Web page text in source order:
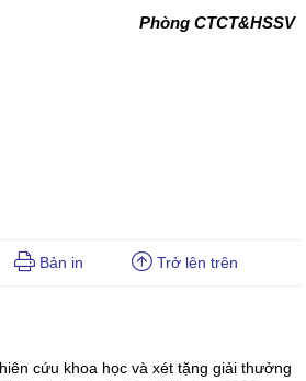
Phòng CTCT&HSSV
Bản in Trở lên trên
cứu khoa học và xét tặng giải thưởng